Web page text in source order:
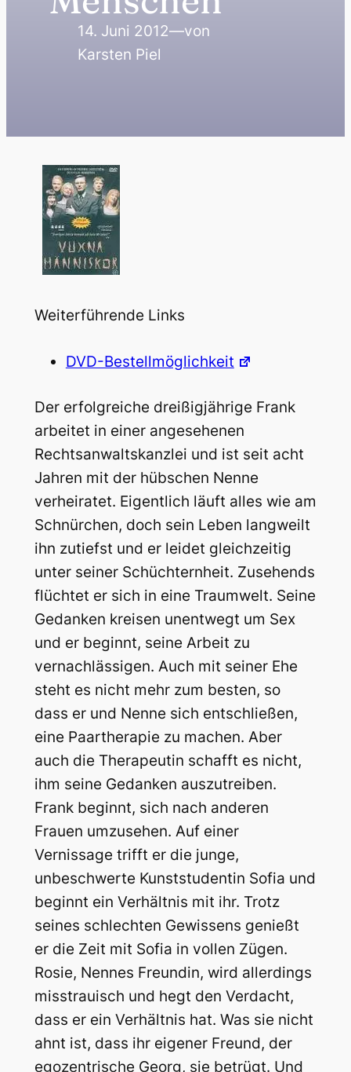
14. Juni 2012—von
Karsten Piel
Weiterführende Links
DVD-Bestellmöglichkeit
Der erfolgreiche dreißigjährige Frank
arbeitet in einer angesehenen
Rechtsanwaltskanzlei und ist seit acht
Jahren mit der hübschen Nenne
verheiratet. Eigentlich läuft alles wie am
Schnürchen, doch sein Leben langweilt
ihn zutiefst und er leidet gleichzeitig
unter seiner Schüchternheit. Zusehends
flüchtet er sich in eine Traumwelt. Seine
Gedanken kreisen unentwegt um Sex
und er beginnt, seine Arbeit zu
vernachlässigen. Auch mit seiner Ehe
steht es nicht mehr zum besten, so
dass er und Nenne sich entschließen,
eine Paartherapie zu machen. Aber
auch die Therapeutin schafft es nicht,
ihm seine Gedanken auszutreiben.
Frank beginnt, sich nach anderen
Frauen umzusehen. Auf einer
Vernissage trifft er die junge,
unbeschwerte Kunststudentin Sofia und
beginnt ein Verhältnis mit ihr. Trotz
seines schlechten Gewissens genießt
er die Zeit mit Sofia in vollen Zügen.
Rosie, Nennes Freundin, wird allerdings
misstrauisch und hegt den Verdacht,
dass er ein Verhältnis hat. Was sie nicht
ahnt ist, dass ihr eigener Freund, der
egozentrische Georg, sie betrügt. Und